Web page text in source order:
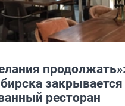
закрывается
ресторан